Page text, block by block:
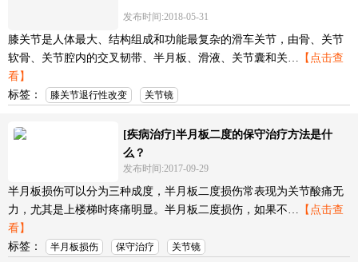
发布时间:2018-05-31
膝关节是人体最大、结构组成和功能最复杂的滑车关节，由骨、关节
软骨、关节腔内的交叉韧带、半月板、滑液、关节囊和关… 【点击查
看】
标签：
膝关节退行性改变 关节镜
[疾病治疗]半月板二度的保守治疗方法是什
么？
发布时间:2017-09-29
半月板损伤可以分为三种成度，半月板二度损伤常表现为关节酸痛无
力，尤其是上楼梯时疼痛明显。半月板二度损伤，如果不… 【点击查
看】
标签：
半月板损伤 保守治疗 关节镜